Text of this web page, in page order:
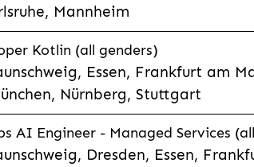
Mannheim
Kotlin (all genders)
Essen, Frankfurt am
Nürnberg, Stuttgart
AI Engineer - Managed Services
Dresden, Essen,